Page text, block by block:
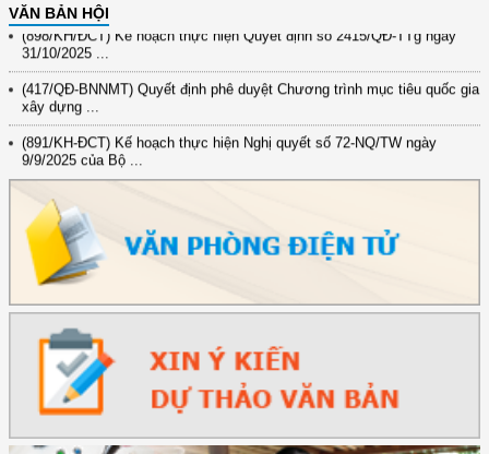
VĂN BẢN HỘI
(898/KH/ĐCT) Kế hoạch thực hiện Quyết định số 2415/QĐ-TTg ngày
31/10/2025 ...
(417/QĐ-BNNMT) Quyết định phê duyệt Chương trình mục tiêu quốc gia
xây dựng ...
(891/KH-ĐCT) Kế hoạch thực hiện Nghị quyết số 72-NQ/TW ngày
9/9/2025 của Bộ ...
(2415/QĐ-TTg) Quyết định về việc phê duyệt Đề án Hỗ trợ Phụ nữ khởi
nghiệp ...